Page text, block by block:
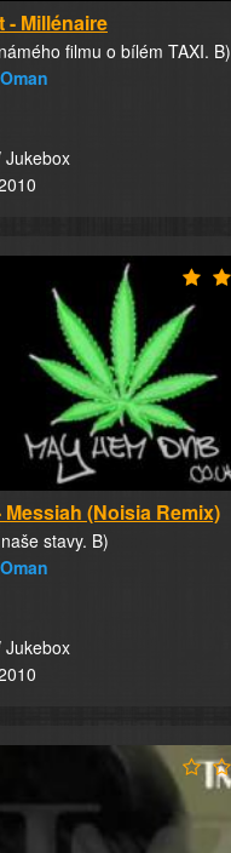
- Millénaire
filmu o bílém TAXI. B)
Jukebox
(Noisia Remix)
stavy. B)
Jukebox